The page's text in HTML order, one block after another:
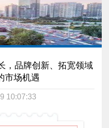
，品牌创新、拓宽领域
市场机遇
10:07:33